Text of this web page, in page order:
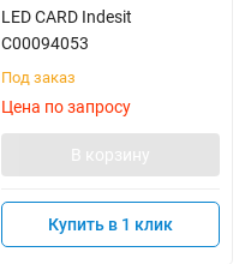
LED CARD Indesit
C00094053
Под заказ
Цена по запросу
В корзину
Купить в 1 клик